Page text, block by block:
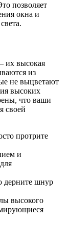
позволяет
окна и
их высокая
из
не выцветают
высоких
что ваши
своей
протрите
и
дерните шнур
высокого